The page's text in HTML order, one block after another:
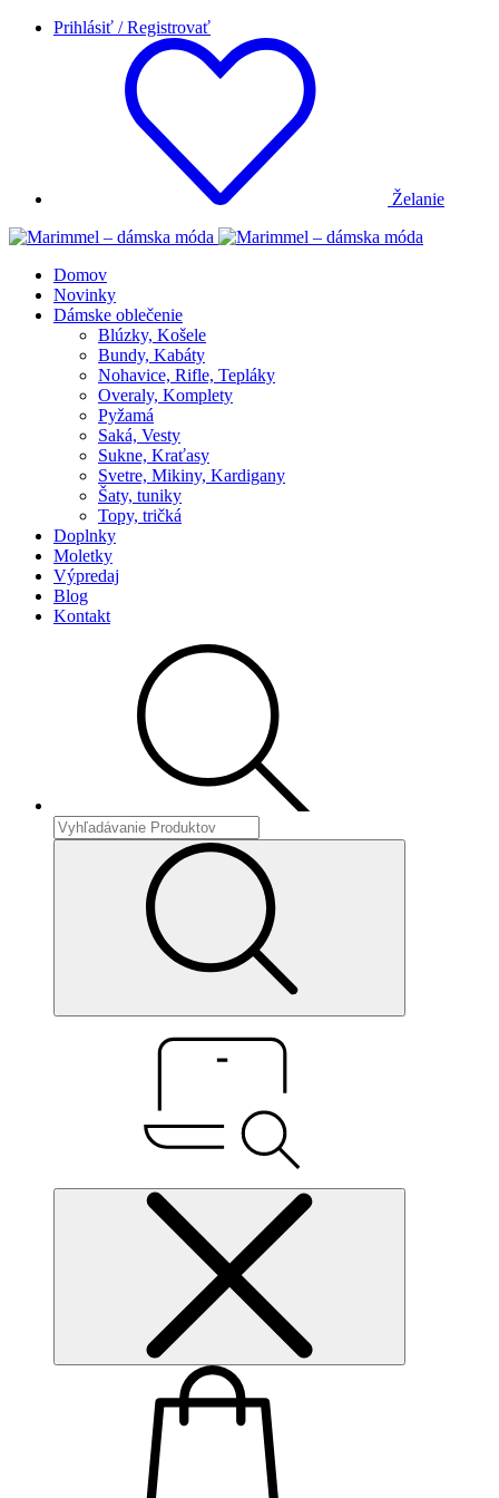
Prihlásiť / Registrovať
Želanie
Domov
Novinky
Dámske oblečenie
Blúzky, Košele
Bundy, Kabáty
Nohavice, Rifle, Tepláky
Overaly, Komplety
Pyžamá
Saká, Vesty
Sukne, Kraťasy
Svetre, Mikiny, Kardigany
Šaty, tuniky
Topy, tričká
Doplnky
Moletky
Výpredaj
Blog
Kontakt